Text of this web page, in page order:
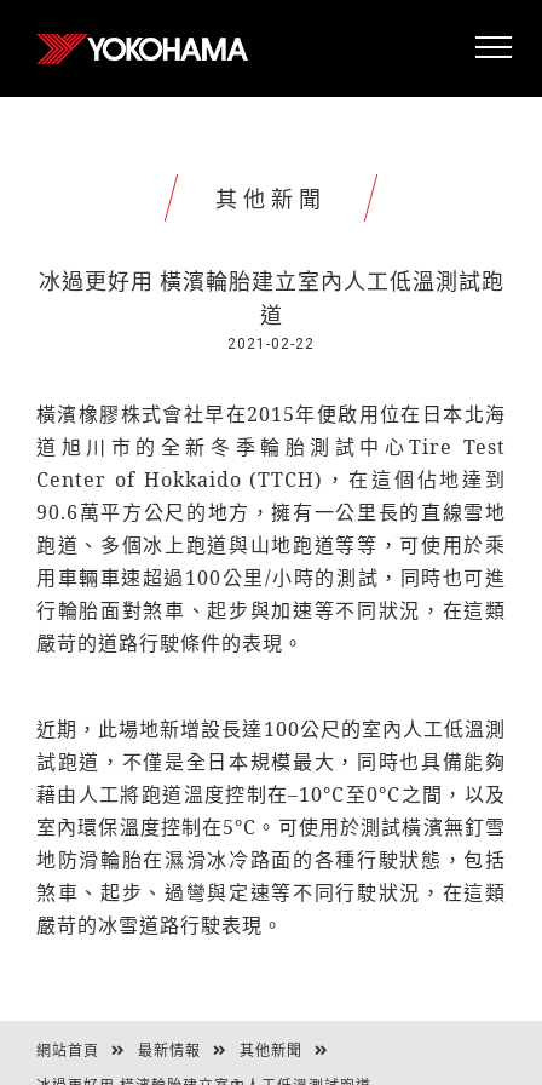
其他新聞
冰過更好用 橫濱輪胎建立室內人工低溫測試跑
道
2021-02-22
橫濱橡膠株式會社早在2015年便啟用位在日本北海
道旭川市的全新冬季輪胎測試中心Tire Test
Center of Hokkaido (TTCH)，在這個佔地達到
90.6萬平方公尺的地方，擁有一公里長的直線雪地
跑道、多個冰上跑道與山地跑道等等，可使用於乘
用車輛車速超過100公里/小時的測試，同時也可進
行輪胎面對煞車、起步與加速等不同狀況，在這類
嚴苛的道路行駛條件的表現。
近期，此場地新增設長達100公尺的室內人工低溫測
試跑道，不僅是全日本規模最大，同時也具備能夠
藉由人工將跑道溫度控制在–10°C至0°C之間，以及
室內環保溫度控制在5°C。可使用於測試橫濱無釘雪
地防滑輪胎在濕滑冰冷路面的各種行駛狀態，包括
煞車、起步、過彎與定速等不同行駛狀況，在這類
嚴苛的冰雪道路行駛表現。
網站首頁 最新情報 其他新聞